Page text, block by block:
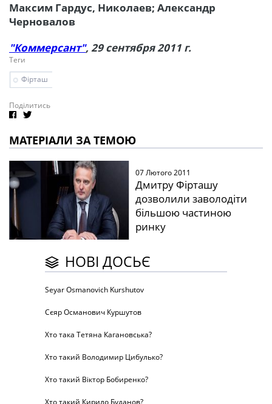
Максим Гардус, Николаев; Александр
Черновалов
"Коммерсант", 29 сентября 2011 г.
Теги
Фірташ
Поділитись
МАТЕРІАЛИ ЗА ТЕМОЮ
07 Лютого 2011
Дмитру Фірташу
дозволили заволодіти
більшою частиною
ринку
НОВІ ДОСЬЄ
Seyar Osmanovich Kurshutov
Сєяр Османович Куршутов
Хто така Тетяна Кагановська?
Хто такий Володимир Цибулько?
Хто такий Віктор Бобиренко?